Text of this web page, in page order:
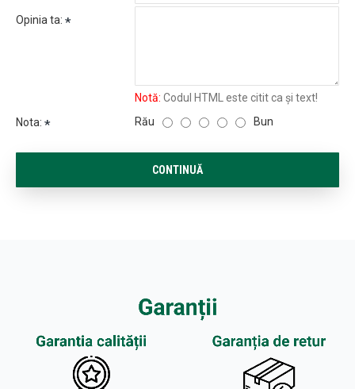
Opinia ta:
Notă: Codul HTML este citit ca şi text!
Nota:
Rău Bun
CONTINUĂ